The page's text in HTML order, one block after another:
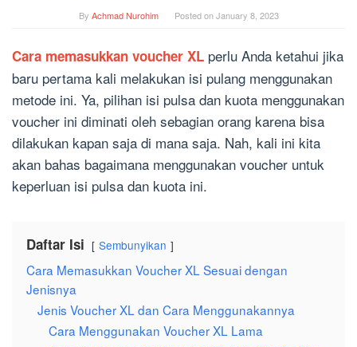
By Achmad Nurohim Posted onJanuary 8, 2023
Cara memasukkan voucher XL perlu Anda ketahui jika
baru pertama kali melakukan isi pulang menggunakan
metode ini. Ya, pilihan isi pulsa dan kuota menggunakan
voucher ini diminati oleh sebagian orang karena bisa
dilakukan kapan saja di mana saja. Nah, kali ini kita
akan bahas bagaimana menggunakan voucher untuk
keperluan isi pulsa dan kuota ini.
Daftar Isi Sembunyikan
Cara Memasukkan Voucher XL Sesuai dengan
Jenisnya
Jenis Voucher XL dan Cara Menggunakannya
Cara Menggunakan Voucher XL Lama